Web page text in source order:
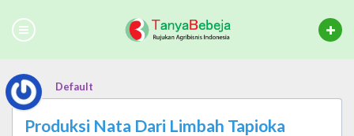
Default
Produksi Nata Dari Limbah Tapioka